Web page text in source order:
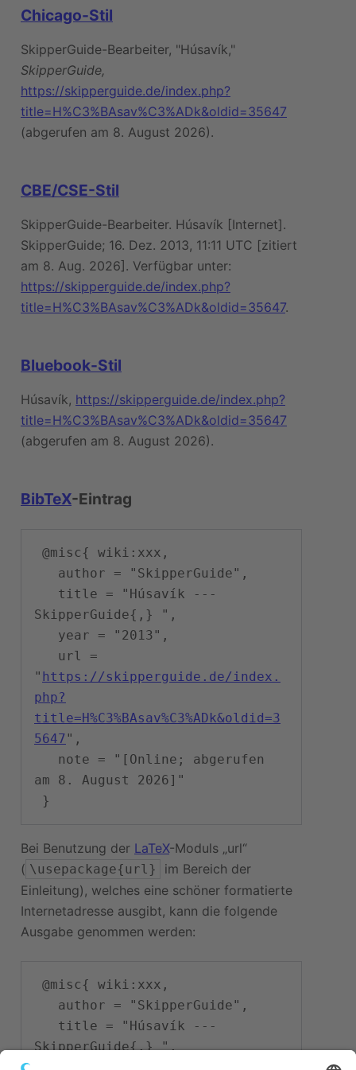
Chicago-Stil
SkipperGuide-Bearbeiter, "Húsavík,"
SkipperGuide,
https://skipperguide.de/index.php?
title=H%C3%BAsav%C3%ADk&oldid=35647
(abgerufen am 8. August 2026).
CBE/CSE-Stil
SkipperGuide-Bearbeiter. Húsavík [Internet].
SkipperGuide; 16. Dez. 2013, 11:11 UTC [zitiert
am 8. Aug. 2026]. Verfügbar unter:
https://skipperguide.de/index.php?
title=H%C3%BAsav%C3%ADk&oldid=35647.
Bluebook-Stil
Húsavík, https://skipperguide.de/index.php?
title=H%C3%BAsav%C3%ADk&oldid=35647
(abgerufen am 8. August 2026).
BibTeX-Eintrag
SkipperGuide{,} ",
" https://skipperguide.de/index.
php?
title=H%C3%BAsav%C3%ADk&oldid=3
5647",
am 8. August 2026]"
Bei Benutzung der LaTeX-Moduls „url“
( \usepackage{url}
im Bereich der
Einleitung), welches eine schöner formatierte
Internetadresse ausgibt, kann die folgende
Ausgabe genommen werden:
SkipperGuide{,} ",